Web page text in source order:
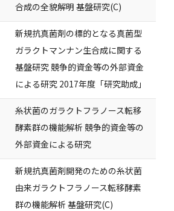
合成の全貌解明 基盤研究(C)
新規抗真菌剤の標的となる真菌型
ガラクトマンナン生合成に関する
基盤研究 競争的資金等の外部資金
による研究 2017年度「研究助成」
糸状菌のガラクトフラノース転移
酵素群の機能解析 競争的資金等の
外部資金による研究
新規抗真菌剤開発のための糸状菌
由来ガラクトフラノース転移酵素
群の機能解析 基盤研究(C)